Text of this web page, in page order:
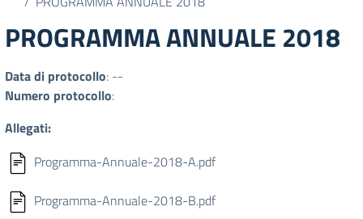
PROGRAMMA ANNUALE 2018
Data di protocollo: --
Numero protocollo:
Allegati:
Programma-Annuale-2018-A.pdf
Programma-Annuale-2018-B.pdf